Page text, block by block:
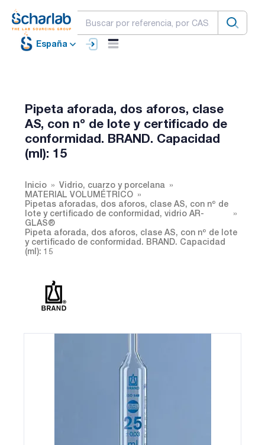
España
Pipeta aforada, dos aforos, clase
AS, con nº de lote y certificado de
conformidad. BRAND. Capacidad
(ml): 15
Inicio
Vidrio, cuarzo y porcelana
MATERIAL VOLUMÉTRICO
Pipetas aforadas, dos aforos, clase AS, con nº de
lote y certificado de conformidad, vidrio AR-
GLAS®
Pipeta aforada, dos aforos, clase AS, con nº de lote
y certificado de conformidad. BRAND. Capacidad
(ml): 15